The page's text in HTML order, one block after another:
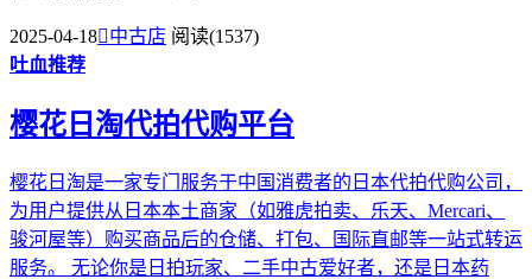
2025-04-18中古店 阅读(1537)
吐血推荐
樱花日淘代拍代购平台
樱花日淘是一家专门服务于中国消费者的日本代拍代购公司，
为用户提供从日本本土商家（如雅虎拍卖、乐天、Mercari、
骏河屋等）购买商品后的仓储、打包、国际直邮等一站式转运
服务。 无论你是日拍玩家、二手中古爱好者，还是日本药